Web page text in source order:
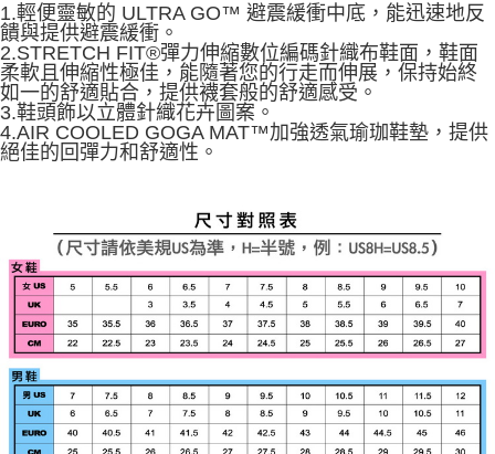
1.輕便靈敏的 ULTRA GO™ 避震緩衝中底，能迅速地反
饋與提供避震緩衝。
2.STRETCH FIT®彈力伸縮數位編碼針織布鞋面，鞋面
柔軟且伸縮性極佳，能隨著您的行走而伸展，保持始終
如一的舒適貼合，提供襪套般的舒適感受。
3.鞋頭飾以立體針織花卉圖案。
4.AIR COOLED GOGA MAT™加強透氣瑜珈鞋墊，提供
絕佳的回彈力和舒適性。